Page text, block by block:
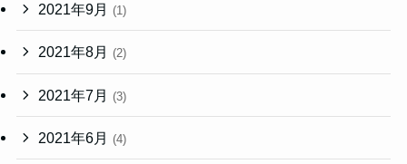
2021年9月 (1)
2021年8月 (2)
2021年7月 (3)
2021年6月 (4)